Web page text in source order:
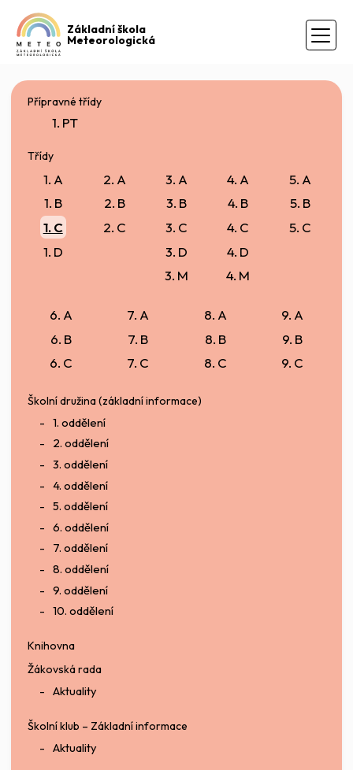
Základní škola
Meteorologická
Přípravné třídy
1. PT
Třídy
1. A
1. B
1. C
1. D
2. A
2. B
2. C
3. A
3. B
3. C
3. D
3. M
4. A
4. B
4. C
4. D
4. M
5. A
5. B
5. C
6. A
6. B
6. C
7. A
7. B
7. C
8. A
8. B
8. C
9. A
9. B
9. C
Školní družina (základní informace)
1. oddělení
2. oddělení
3. oddělení
4. oddělení
5. oddělení
6. oddělení
7. oddělení
8. oddělení
9. oddělení
10. oddělení
Knihovna
Žákovská rada
Aktuality
Školní klub – Základní informace
Aktuality